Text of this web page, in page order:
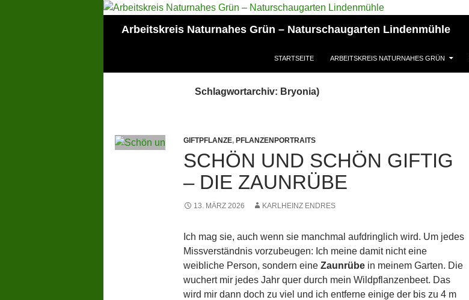
Arbeitskreis Naturnahes Grün – Naturschaugarten Lindenmühle
STARTSEITE ARBEITSKREIS NATURNAHES GRÜN
Schlagwortarchiv: Bryonia)
GIFTPFLANZE, PFLANZENPORTRAITS
SCHÖN UND SCHÖN GIFTIG
– DIE ZAUNRÜBE
13. MÄRZ 2026 KARLHEINZ ENDRES
Ich mag sie, auch wenn sie manchmal aufdringlich wird. Um jedes
Missverständnis vorzubeugen: Ich meine damit nicht eine
weibliche Person, sondern eine Zaunrübein meinem Garten. Die
wuchert mir jedes Jahr quer durch mein Wildpflanzenbeet. Das
wird mir dann doch zu viel und ich entferne einige der bis zu 4 m